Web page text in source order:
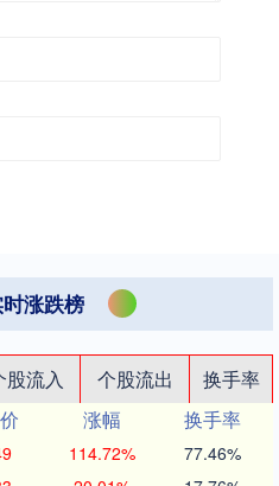
涨跌榜
股流入 个股流出
换手率
涨幅
换手率
114.72% 77.46%